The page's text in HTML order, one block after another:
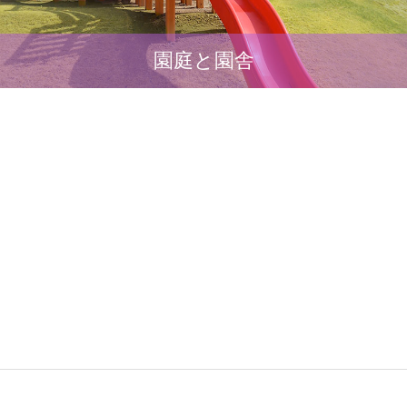
園庭と園舎